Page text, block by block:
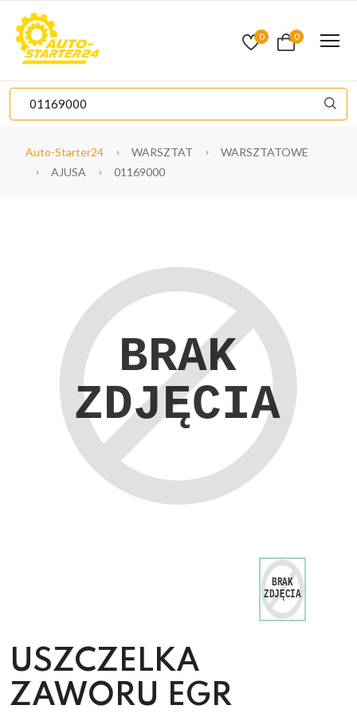
0 0
Auto-Starter24 WARSZTAT
WARSZTATOWE
AJUSA
01169000
USZCZELKA
ZAWORU EGR